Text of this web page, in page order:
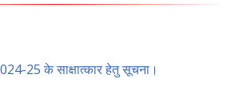
25 के साक्षात्कार हेतु सूचना।